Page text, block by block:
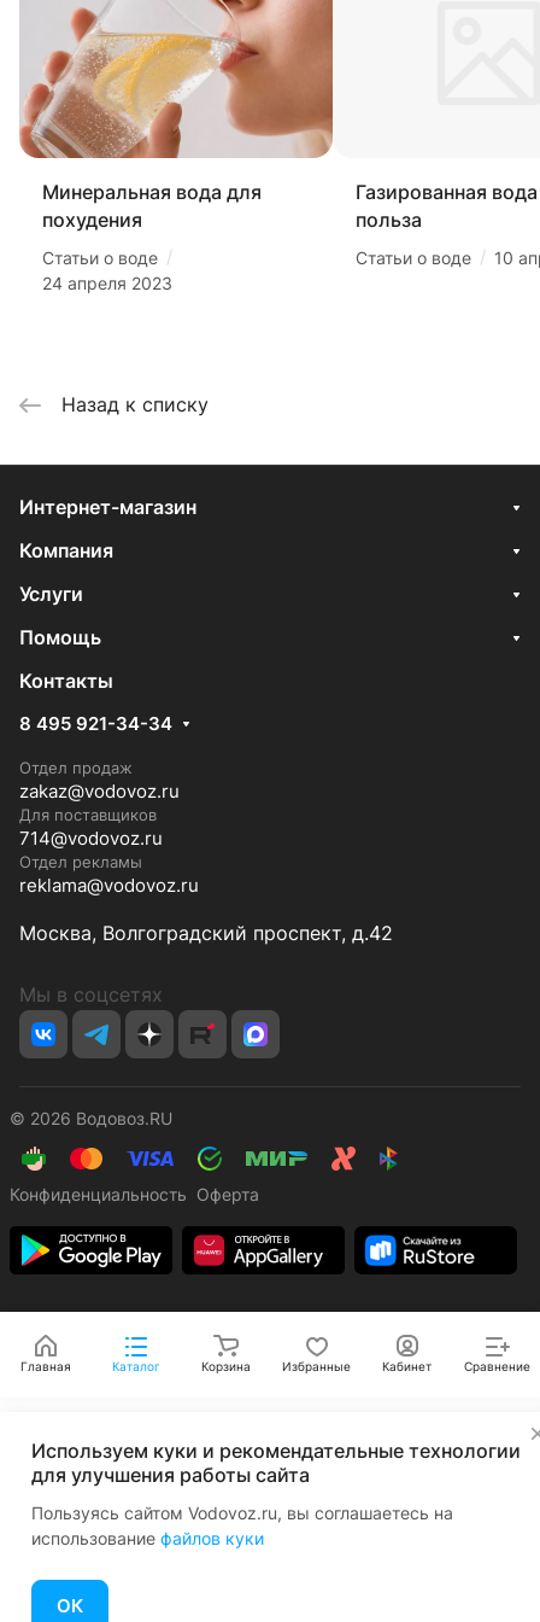
Минеральная вода для
похудения
Статьи о воде /
24 апреля 2023
Газированная
польза
Статьи о воде / 10
Назад к списку
Интернет-магазин
Компания
Услуги
Помощь
Контакты
8 495 921-34-34
Отдел продаж
zakaz@vodovoz.ru
Для поставщиков
714@vodovoz.ru
Отдел рекламы
reklama@vodovoz.ru
Москва, Волгоградский проспект, д.42
Мы в соцсетях
© 2026 Водовоз.RU
Конфиденциальность Оферта
Главная Каталог Корзина Избранные Кабинет Сравнение
Используем куки и рекомендательные технологии
для улучшения работы сайта
Пользуясь сайтом Vodovoz.ru, вы соглашаетесь на
использование файлов куки
ОК